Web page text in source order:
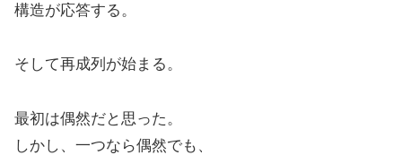
構造が応答する。
そして再成列が始まる。
最初は偶然だと思った。
しかし、一つなら偶然でも、